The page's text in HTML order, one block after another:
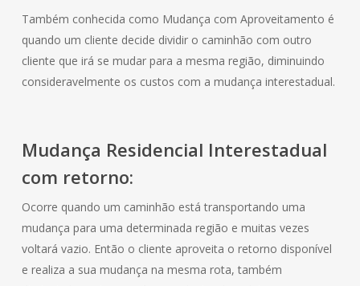
Também conhecida como Mudança com Aproveitamento é
quando um cliente decide dividir o caminhão com outro
cliente que irá se mudar para a mesma região, diminuindo
consideravelmente os custos com a mudança interestadual.
Mudança Residencial Interestadual
com retorno:
Ocorre quando um caminhão está transportando uma
mudança para uma determinada região e muitas vezes
voltará vazio. Então o cliente aproveita o retorno disponível
e realiza a sua mudança na mesma rota, também